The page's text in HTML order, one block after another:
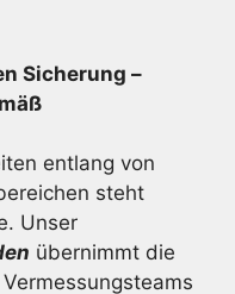
Sicherung –
entlang von
steht
Unser
übernimmt die